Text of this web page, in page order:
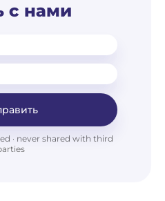
с нами
· never shared with third